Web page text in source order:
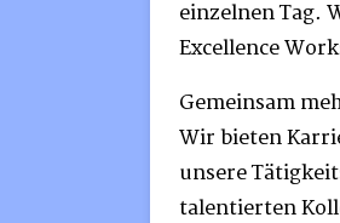
einzelnen Tag.
Excellence
Gemeinsam
Wir bieten
unsere
talentierten